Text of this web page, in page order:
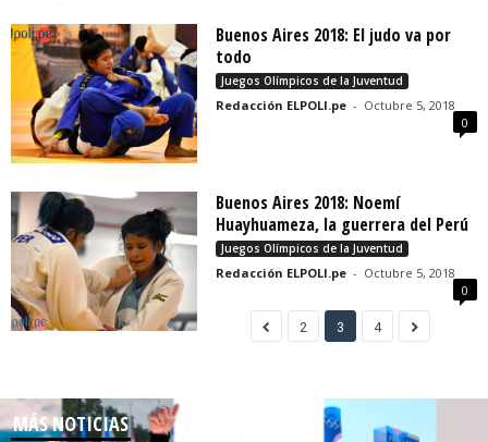
Buenos Aires 2018: El judo va por
todo
Juegos Olímpicos de la Juventud
Redacción ELPOLI.pe - Octubre 5, 2018
0
Buenos Aires 2018: Noemí
Huayhuameza, la guerrera del Perú
Juegos Olímpicos de la Juventud
Redacción ELPOLI.pe - Octubre 5, 2018
0
2 3 4
MÁS NOTICIAS